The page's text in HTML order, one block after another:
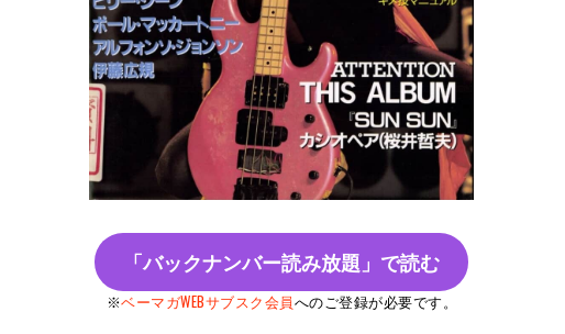
「バックナンバー読み放題」で読む
※ベーマガWEBサブスク会員へのご登録が必要です。